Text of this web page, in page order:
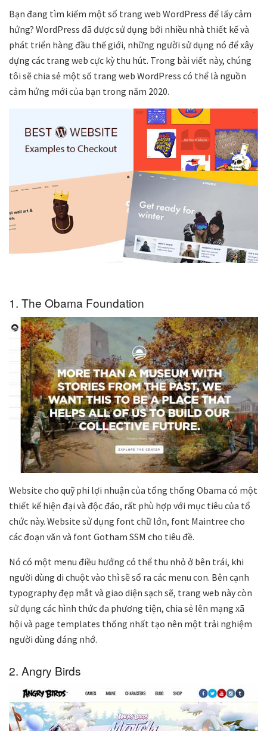
Bạn đang tìm kiếm một số trang web WordPress để lấy cảm
hứng? WordPress đã được sử dụng bởi nhiều nhà thiết kế và
phát triển hàng đầu thế giới, những người sử dụng nó để xây
dựng các trang web cực kỳ thu hút. Trong bài viết này, chúng
tôi sẽ chia sẻ một số trang web WordPress có thể là nguồn
cảm hứng mới của bạn trong năm 2020.
1. The Obama Foundation
Website cho quỹ phi lợi nhuận của tổng thống Obama có một
thiết kế hiện đại và độc đáo, rất phù hợp với mục tiêu của tổ
chức này. Website sử dụng font chữ lớn, font Maintree cho
các đoạn văn và font Gotham SSM cho tiêu đề.
Nó có một menu điều hướng có thể thu nhỏ ở bên trái, khi
người dùng di chuột vào thì sẽ sổ ra các menu con. Bên cạnh
typography đẹp mắt và giao diện sạch sẽ, trang web này còn
sử dụng các hình thức đa phương tiện, chia sẻ lên mạng xã
hội và page templates thống nhất tạo nên một trải nghiệm
người dùng đáng nhớ.
2. Angry Birds